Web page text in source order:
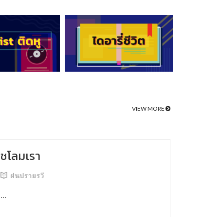
VIEW MORE
ชโลมเรา
ฝนปรายรวี
...